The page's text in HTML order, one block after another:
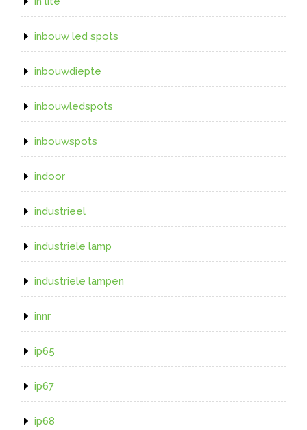
inbouw led spots
inbouwdiepte
inbouwledspots
inbouwspots
indoor
industrieel
industriele lamp
industriele lampen
innr
ip65
ip67
ip68